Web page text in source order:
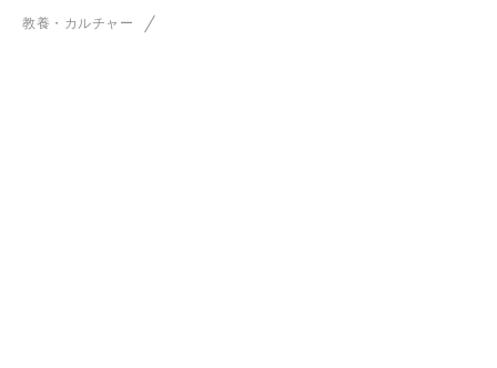
教養・カルチャー